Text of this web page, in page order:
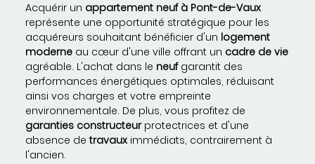
Acquérir un appartement neuf à Pont-de-Vaux
représente une opportunité stratégique pour les
acquéreurs souhaitant bénéficier d'un logement
moderne au cœur d'une ville offrant un cadre de vie
agréable. L'achat dans le neufgarantit des
performances énergétiques optimales, réduisant
ainsi vos charges et votre empreinte
environnementale. De plus, vous profitez de
garanties constructeurprotectrices et d'une
absence detravaux immédiats, contrairement à
l'ancien.